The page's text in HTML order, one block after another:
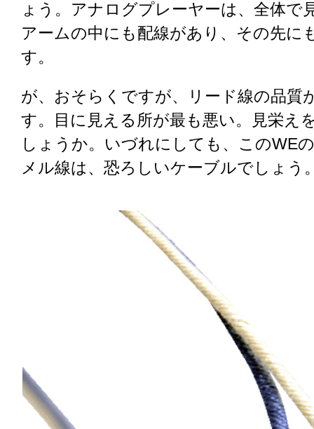
ょう。アナログプレーヤーは、全体で
アームの中にも配線があり、その先に
す。
が、おそらくですが、リード線の品質
す。目に見える所が最も悪い。見栄え
しょうか。いづれにしても、このWE
メル線は、恐ろしいケーブルでしょう